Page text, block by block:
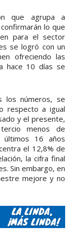
que agrupa a
lo que
para el sector
se logró con un
ofreciendo las
hace 10 días se
los números, se
respecto a igual
y el presente,
menos de
últimos 16 años
el 12,8% de
la cifra final
Sin embargo, en
mejore y no